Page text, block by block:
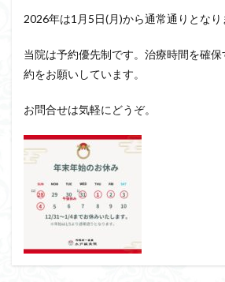
2026年は1月5日(月)から通常通りとなり
当院は予約優先制です。治療時間を確
約をお願いしています。
お問合せは気軽にどうぞ。